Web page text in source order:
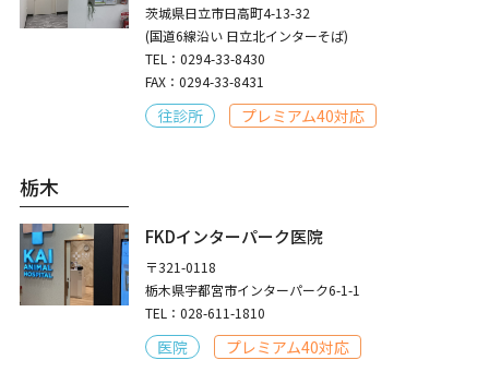
茨城県日立市日高町4-13-32
(国道6線沿い 日立北インターそば)
TEL：0294-33-8430
FAX：0294-33-8431
往診所 プレミアム40対応
栃木
FKDインターパーク医院
〒321-0118
栃木県宇都宮市インターパーク6-1-1
TEL：028-611-1810
医院 プレミアム40対応